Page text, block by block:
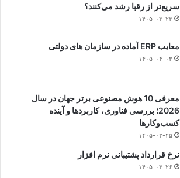
سریع‌تر از رقبا رشد می‌کنند؟
۱۴۰۵-۰۳-۲۳
معایب ERP آماده در سازمان های دولتی
۱۴۰۵-۰۴-۰۳
معرفی 10 هوش مصنوعی برتر جهان در سال
2026؛ بررسی فناوری، کاربردها و آینده
کسب‌وکارها
۱۴۰۵-۰۳-۲۵
نرخ قرارداد پشتیبانی نرم افزار
۱۴۰۵-۰۳-۲۶